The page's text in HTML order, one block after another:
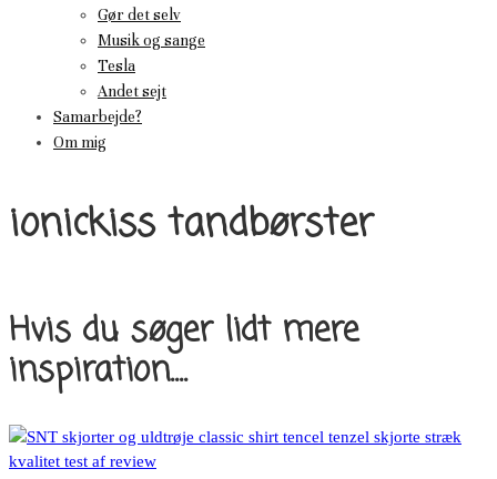
Gør det selv
Musik og sange
Tesla
Andet sejt
Samarbejde?
Om mig
ionickiss tandbørster
Hvis du søger lidt mere
inspiration....